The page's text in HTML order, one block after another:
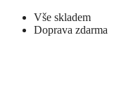
Vše skladem
Doprava zdarma